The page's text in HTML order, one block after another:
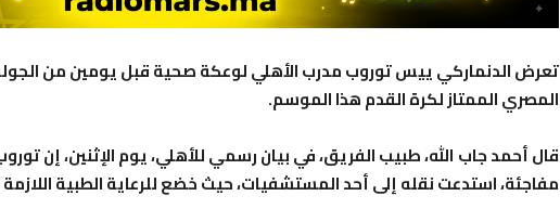
تعرض الدنماركي ييس توروب مدرب الأهلي لوعكة صحية قبل يومين من
المصري الممتاز لكرة القدم هذا الموسم.
قال أحمد جاب الله، طبيب الفريق، في بيان رسمي للأهلي، يوم الإثنين، إن
مفاجئة، استدعت نقله إلى أحد المستشفيات، حيث خضع للرعاية الطبية